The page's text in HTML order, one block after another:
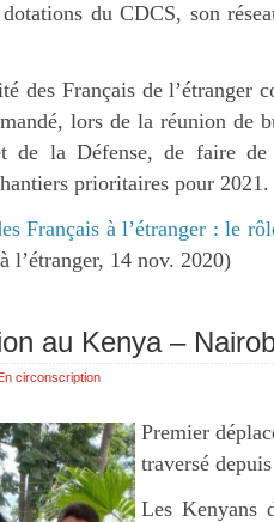
du CDCS, son
des Français de l’étranger
lors de la réunion de
de la Défense, de faire
prioritaires pour 2021.
Français à l’étranger : le
l’étranger, 14 nov. 2020)
au Kenya –
circonscription
Premier
traversé
Les Kenyans